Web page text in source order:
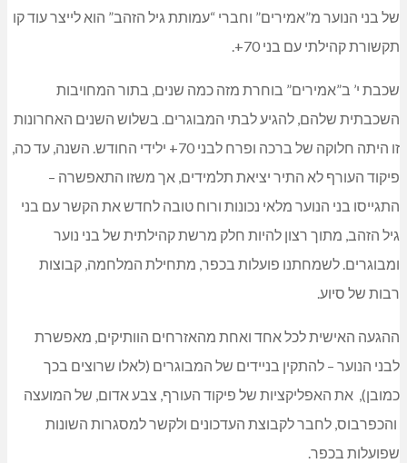
של בני הנוער מ”אמירים” וחברי “עמותת גיל הזהב” הוא לייצר עוד קו
תקשורת קהילתי עם בני 70+.
שכבת י’ ב”אמירים” בוחרת מזה כמה שנים, בתור המחויבות
השכבתית שלהם, להגיע לבתי המבוגרים. בשלוש השנים האחרונות
זו היתה חלוקה של ברכה ופרח לבני 70+ ילידי החודש. השנה, עד כה,
פיקוד העורף לא התיר יציאת תלמידים, אך משזו התאפשרה –
התגייסו בני הנוער מלאי נכונות ורוח טובה לחדש את הקשר עם בני
גיל הזהב, מתוך רצון להיות חלק מרשת קהילתית של בני נוער
ומבוגרים. לשמחתנו פועלות בכפר, מתחילת המלחמה, קבוצות
רבות של סיוע.
ההגעה האישית לכל אחד ואחת מהאזרחים הוותיקים, מאפשרת
לבני הנוער – להתקין בניידים של המבוגרים (לאלו שרוצים בכך
כמובן), את האפליקציות של פיקוד העורף, צבע אדום, של המועצה
והכפרבוס, לחבר לקבוצת העדכונים ולקשר למסגרות השונות
שפועלות בכפר.